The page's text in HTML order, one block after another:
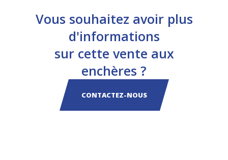
Vous souhaitez avoir plus
d'informations
sur cette vente aux
enchères ?
CONTACTEZ-NOUS